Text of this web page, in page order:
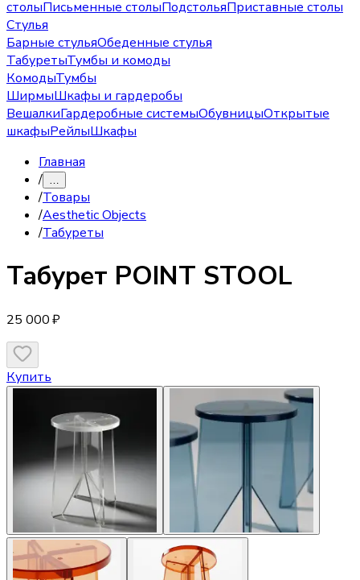
столыПисьменные столыПодстольяПриставные столы
Стулья
Барные стульяОбеденные стулья
ТабуретыТумбы и комоды
КомодыТумбы
ШирмыШкафы и гардеробы
ВешалкиГардеробные системыОбувницыОткрытые
шкафыРейлыШкафы
Главная
/ …
/Товары
/Aesthetic Objects
/Табуреты
Табурет POINT STOOL
25 000 ₽
Купить